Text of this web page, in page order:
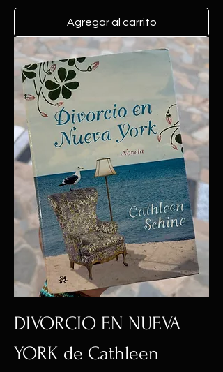
Agregar al carrito
DIVORCIO EN NUEVA
YORK de Cathleen